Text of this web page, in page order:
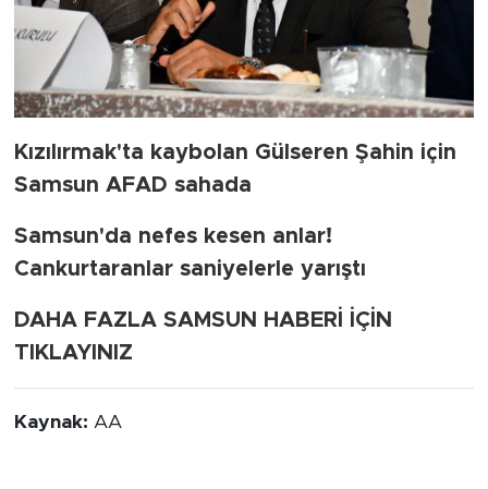
Kızılırmak'ta kaybolan Gülseren Şahin için
Samsun AFAD sahada
Samsun'da nefes kesen anlar!
Cankurtaranlar saniyelerle yarıştı
DAHA FAZLA SAMSUN HABERİ İÇİN
TIKLAYINIZ
Kaynak: AA